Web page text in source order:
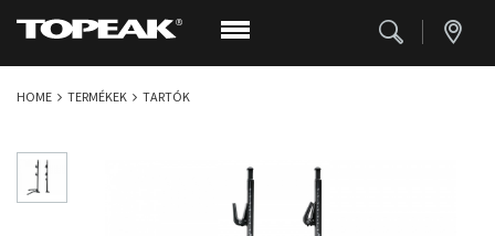
HOME TERMÉKEK TARTÓK